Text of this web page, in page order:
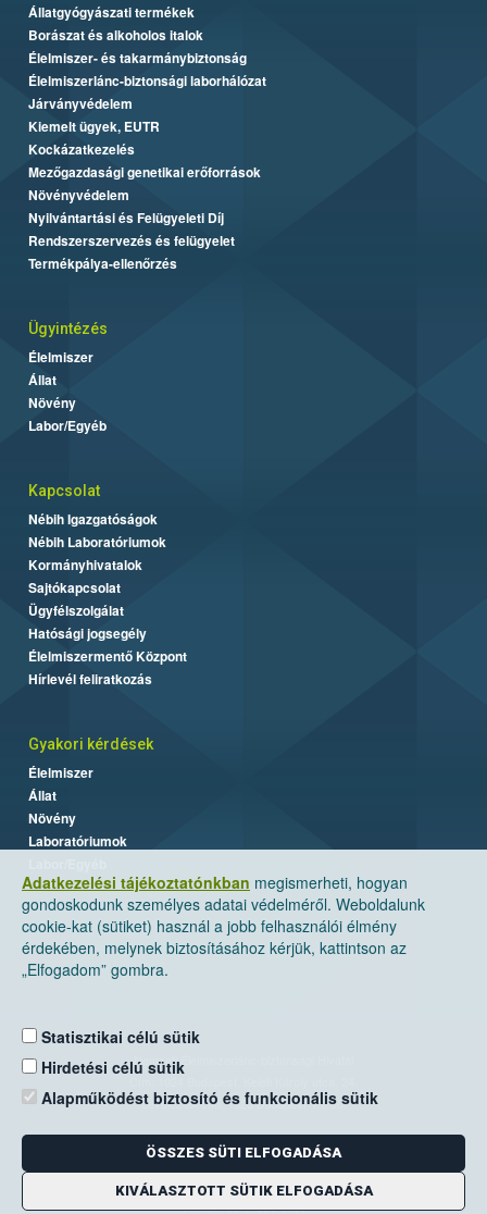
Adatkezelési tájékoztatónkban megismerheti, hogyan
gondoskodunk személyes adatai védelméről. Weboldalunk
cookie-kat (sütiket) használ a jobb felhasználói élmény
érdekében, melynek biztosításához kérjük, kattintson az
„Elfogadom” gombra.
Statisztikai célú sütik
Hirdetési célú sütik
Alapműködést biztosító és funkcionális sütik
ÖSSZES SÜTI ELFOGADÁSA
KIVÁLASZTOTT SÜTIK ELFOGADÁSA
Állatgyógyászati termékek
Borászat és alkoholos italok
Élelmiszer- és takarmánybiztonság
Élelmiszerlánc-biztonsági laborhálózat
Járványvédelem
Kiemelt ügyek, EUTR
Kockázatkezelés
Mezőgazdasági genetikai erőforrások
Növényvédelem
Nyilvántartási és Felügyeleti Díj
Rendszerszervezés és felügyelet
Termékpálya-ellenőrzés
Ügyintézés
Élelmiszer
Állat
Növény
Labor/Egyéb
Kapcsolat
Nébih Igazgatóságok
Nébih Laboratóriumok
Kormányhivatalok
Sajtókapcsolat
Ügyfélszolgálat
Hatósági jogsegély
Élelmiszermentő Központ
Hírlevél feliratkozás
Gyakori kérdések
Élelmiszer
Állat
Növény
Laboratóriumok
Nemzeti Élelmiszerlánc-biztonsági Hivatal
Levelezési cím: 1525 Budapest. Pf. 30.
E-mail:ugyfelszolgalat@nebih.gov.hu
Zöld szám: 06-80/263-244
Telefon: 06-1/ 336-9000